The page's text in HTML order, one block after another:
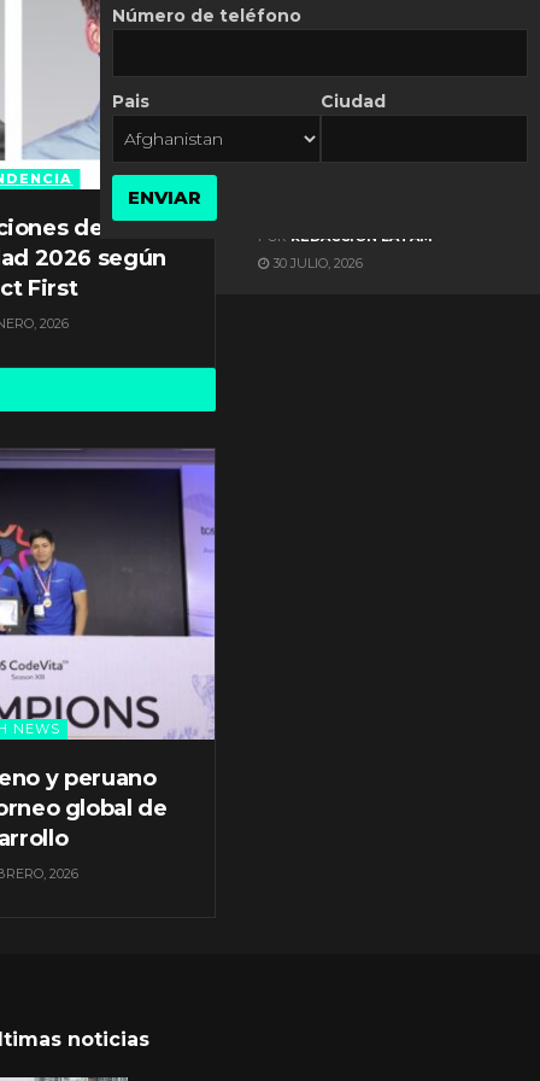
de
2026 según
First
2026
NEWS
y peruano
global de
2026
ES NOTICIA
POR REDACCIÓN LATAM
30 JULIO, 2026
noticias
Número de teléfono
Pais Ciudad
ENVIAR